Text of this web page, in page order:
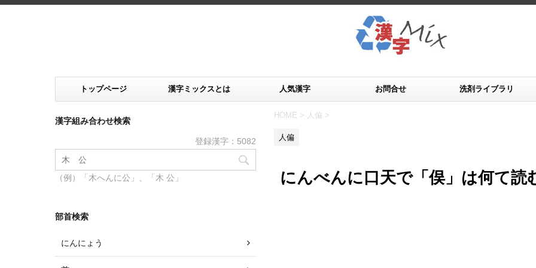
トップページ 漢字ミックスとは 人気漢字 お問合せ 洗剤ライブラリ
HOME > 人偏 >
人偏
にんべんに口天で「俣」は何て読
漢字組み合わせ検索
登録漢字：5082
（例）「木へんに公」、「木 公」
部首検索
にんにょう